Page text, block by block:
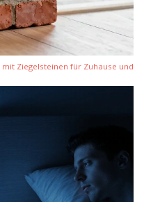
Ziegelsteinen für Zuhause und